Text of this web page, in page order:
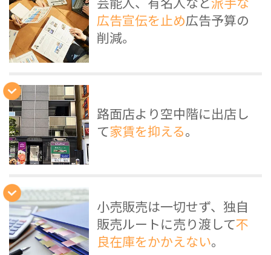
広告宣伝を止め広告予算の
削減。
路面店より空中階に出店し
て家賃を抑える。
小売販売は一切せず、独自
販売ルートに売り渡して不
良在庫をかかえない。